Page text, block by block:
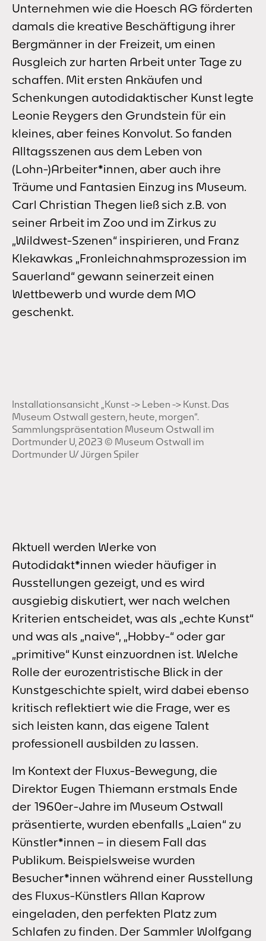
Unternehmen wie die Hoesch AG förderten
damals die kreative Beschäftigung ihrer
Bergmänner in der Freizeit, um einen
Ausgleich zur harten Arbeit unter Tage zu
schaffen. Mit ersten Ankäufen und
Schenkungen autodidaktischer Kunst legte
Leonie Reygers den Grundstein für ein
kleines, aber feines Konvolut. So fanden
Alltagsszenen aus dem Leben von
(Lohn-)Arbeiter*innen, aber auch ihre
Träume und Fantasien Einzug ins Museum.
Carl Christian Thegen ließ sich z.B. von
seiner Arbeit im Zoo und im Zirkus zu
„Wildwest-Szenen“ inspirieren, und Franz
Klekawkas „Fronleichnahmsprozession im
Sauerland“ gewann seinerzeit einen
Wettbewerb und wurde dem MO
geschenkt.
Installationsansicht „Kunst -> Leben -> Kunst. Das
Museum Ostwall gestern, heute, morgen“.
Sammlungspräsentation Museum Ostwall im
Dortmunder U, 2023 © Museum Ostwall im
Dortmunder U/ Jürgen Spiler
Aktuell werden Werke von
Autodidakt*innen wieder häufiger in
Ausstellungen gezeigt, und es wird
ausgiebig diskutiert, wer nach welchen
Kriterien entscheidet, was als „echte Kunst“
und was als „naive“, „Hobby-“ oder gar
„primitive“ Kunst einzuordnen ist. Welche
Rolle der eurozentristische Blick in der
Kunstgeschichte spielt, wird dabei ebenso
kritisch reflektiert wie die Frage, wer es
sich leisten kann, das eigene Talent
professionell ausbilden zu lassen.
Im Kontext der Fluxus-Bewegung, die
Direktor Eugen Thiemann erstmals Ende
der 1960er-Jahre im Museum Ostwall
präsentierte, wurden ebenfalls „Laien“ zu
Künstler*innen – in diesem Fall das
Publikum. Beispielsweise wurden
Besucher*innen während einer Ausstellung
des Fluxus-Künstlers Allan Kaprow
eingeladen, den perfekten Platz zum
Schlafen zu finden. Der Sammler Wolfgang